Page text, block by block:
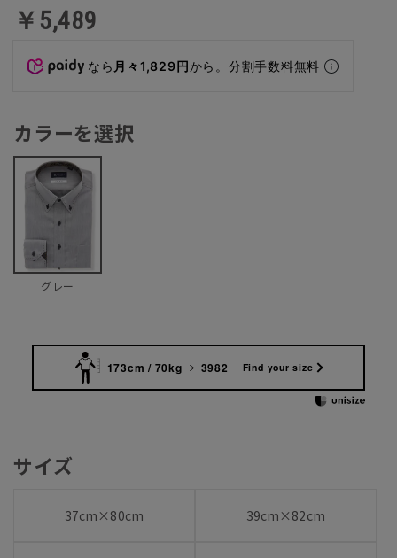
￥5,489
なら 月々1,829円から。分割手数料無料
カラーを選択
グレー
173cm / 70kg 3982 Find your size
サイズ
37cm×80cm 39cm×82cm